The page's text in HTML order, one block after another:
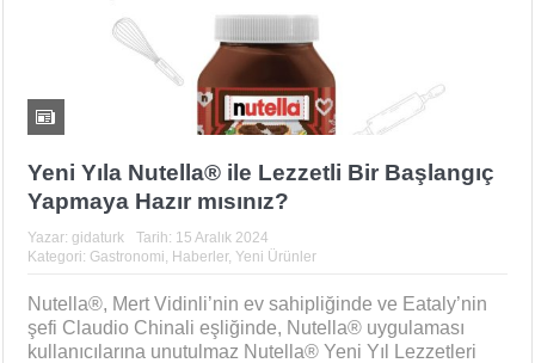
Yeni Yıla Nutella® ile Lezzetli Bir Başlangıç
Yapmaya Hazır mısınız?
Yazar: gidaturk Tarih: 15 Aralık 2024
Kategori: Gastronomi, Haberler, Yeni Ürünler
Nutella®, Mert Vidinli’nin ev sahipliğinde ve Eataly’nin
şefi Claudio Chinali eşliğinde, Nutella® uygulaması
kullanıcılarına unutulmaz Nutella® Yeni Yıl Lezzetleri